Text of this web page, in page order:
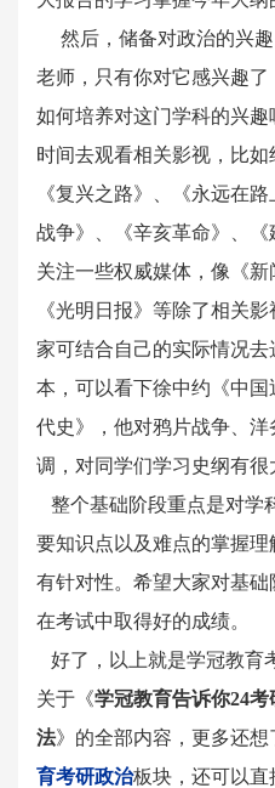
然后，储备对政治的兴趣
老师，只有你对它感兴趣
如何培养对这门学科的兴
时间去观看相关影视，比如
《复兴之路》、《永远在
战争》、《辛亥革命》、
关注一些权威媒体，像《新
《光明日报》等除了相关
家可结合自己的实际情况
本，可以看下徐中约《中
代史》，他对鸦片战争、
调，对同学们学习史纲有很
整个基础阶段重点是对学
要知识点以及难点的掌握
有针对性。希望大家对基础
在考试中取得好的成绩。
好了，以上就是学冠教育
关于《学冠教育告诉你24
法》的全部内容，更多还
育考研政治板块，还可以